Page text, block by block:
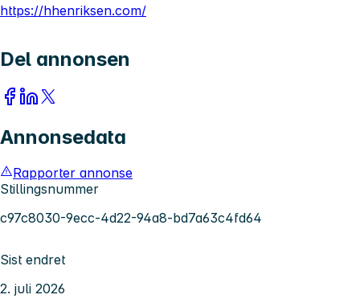
https://hhenriksen.com/
Del annonsen
Annonsedata
Rapporter annonse
Stillingsnummer
c97c8030-9ecc-4d22-94a8-bd7a63c4fd64
Sist endret
2. juli 2026